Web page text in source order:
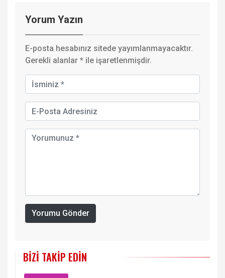
Yorum Yazın
E-posta hesabınız sitede yayımlanmayacaktır.
Gerekli alanlar * ile işaretlenmişdir.
Yorumu Gönder
BIZI TAKIP EDIN